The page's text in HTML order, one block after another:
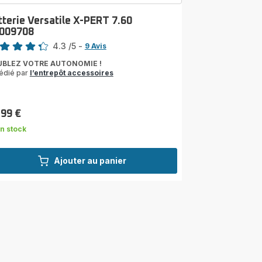
Ajouter au panier
Versatile X-PERT 7.60
4.3 /5 - 9 Avis
VOTRE AUTONOMIE !
par l’entrepôt accessoires
€
stock